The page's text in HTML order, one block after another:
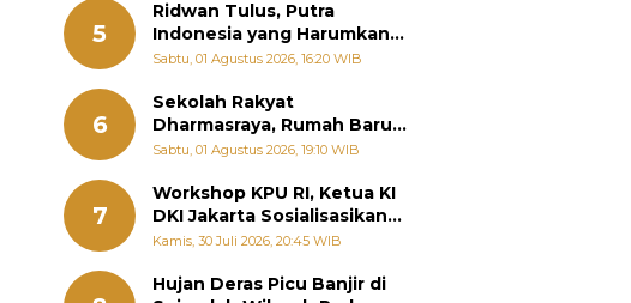
5
Ridwan Tulus, Putra
Indonesia yang Harumkan
Nama Bangsa hingga
Jepang
Sabtu, 01 Agustus 2026, 16:20 WIB
6
Sekolah Rakyat
Dharmasraya, Rumah Baru
268 Anak Menggapai Mimpi
Kemiskinan
Sabtu, 01 Agustus 2026, 19:10 WIB
7
Workshop KPU RI, Ketua KI
DKI Jakarta Sosialisasikan
Hukum Acara Penyelesaian
Kamis, 30 Juli 2026, 20:45 WIB
Hujan Deras Picu Banjir di